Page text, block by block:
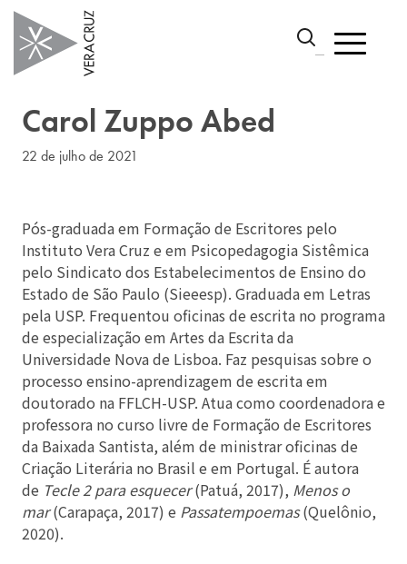
Carol Zuppo Abed
22 de julho de 2021
Pós-graduada em Formação de Escritores pelo
Instituto Vera Cruz e em Psicopedagogia Sistêmica
pelo Sindicato dos Estabelecimentos de Ensino do
Estado de São Paulo (Sieeesp). Graduada em Letras
pela USP. Frequentou oficinas de escrita no programa
de especialização em Artes da Escrita da
Universidade Nova de Lisboa. Faz pesquisas sobre o
processo ensino-aprendizagem de escrita em
doutorado na FFLCH-USP. Atua como coordenadora e
professora no curso livre de Formação de Escritores
da Baixada Santista, além de ministrar oficinas de
Criação Literária no Brasil e em Portugal. É autora
de Tecle 2 para esquecer(Patuá, 2017), Menos o
mar(Carapaça, 2017) e Passatempoemas(Quelônio,
2020).